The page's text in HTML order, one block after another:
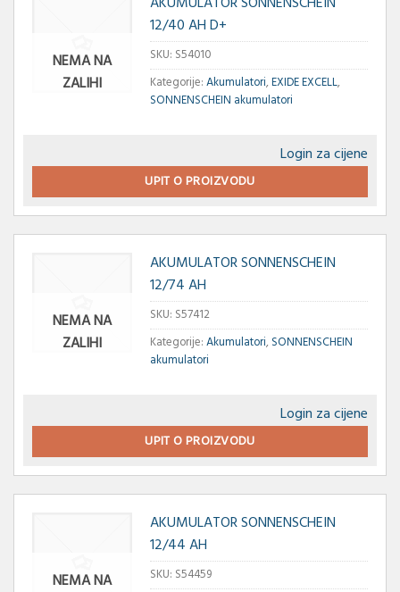
NEMA NA
ZALIHI
12/40 AH D+
SKU: S54010
Kategorije:Akumulatori,EXIDE EXCELL,
SONNENSCHEIN akumulatori
Login za cijene
UPIT O PROIZVODU
NEMA NA
ZALIHI
AKUMULATOR SONNENSCHEIN
12/74 AH
SKU: S57412
Kategorije:Akumulatori,SONNENSCHEIN
akumulatori
Login za cijene
UPIT O PROIZVODU
NEMA NA
AKUMULATOR SONNENSCHEIN
12/44 AH
SKU: S54459